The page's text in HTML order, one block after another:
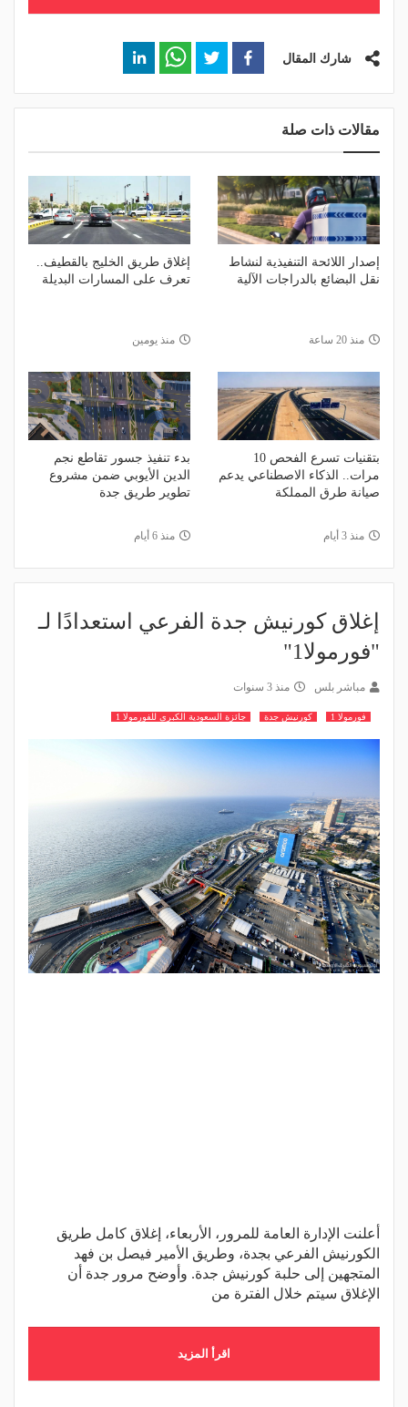
شارك المقال
مقالات ذات صلة
إصدار اللائحة التنفيذية لنشاط
نقل البضائع بالدراجات الآلية
منذ 20 ساعة
إغلاق طريق الخليج بالقطيف..
تعرف على المسارات البديلة
منذ يومين
بتقنيات تسرع الفحص 10
مرات.. الذكاء الاصطناعي يدعم
صيانة طرق المملكة
منذ 3 أيام
بدء تنفيذ جسور تقاطع نجم
الدين الأيوبي ضمن مشروع
تطوير طريق جدة
منذ 6 أيام
إغلاق كورنيش جدة الفرعي استعدادًا لـ
"فورمولا1"
مباشر بلس منذ 3 سنوات
فورمولا 1 كورنيش جدة جائزة السعودية الكبرى للفورمولا 1
أعلنت الإدارة العامة للمرور، الأربعاء، إغلاق كامل طريق
الكورنيش الفرعي بجدة، وطريق الأمير فيصل بن فهد
المتجهين إلى حلبة كورنيش جدة. وأوضح مرور جدة أن
الإغلاق سيتم خلال الفترة من
اقرأ المزيد